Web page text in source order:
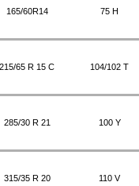
165/60R14 75 H
215/65 R 15 C 104/102 T
285/30 R 21 100 Y
315/35 R 20 110 V